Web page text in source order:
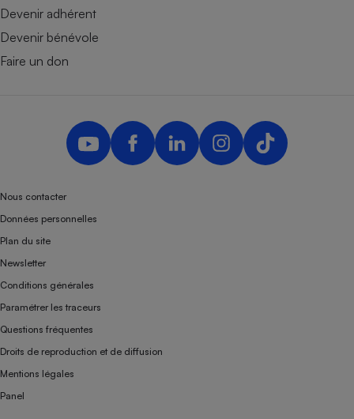
Devenir adhérent
Devenir bénévole
Faire un don
Nous contacter
Données personnelles
Plan du site
Newsletter
Conditions générales
Paramétrer les traceurs
Questions fréquentes
Droits de reproduction et de diffusion
Mentions légales
Panel